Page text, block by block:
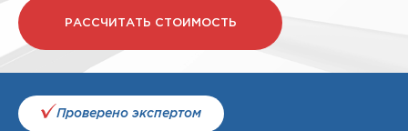
РАССЧИТАТЬ СТОИМОСТЬ
Проверено экспертом